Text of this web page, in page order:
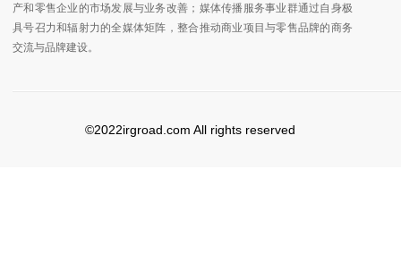
产和零售企业的市场发展与业务改善；媒体传播服务事业群通过自身极
具号召力和辐射力的全媒体矩阵，整合推动商业项目与零售品牌的商务
交流与品牌建设。
©2022irgroad.com All rights reserved